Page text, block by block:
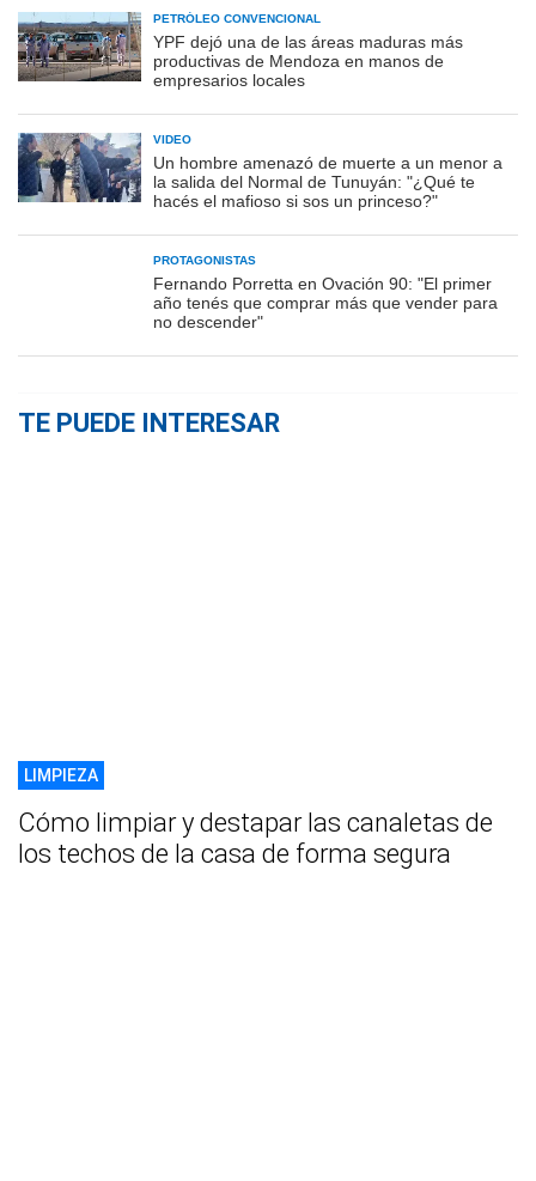
PETRÓLEO CONVENCIONAL
YPF dejó una de las áreas maduras más
productivas de Mendoza en manos de
empresarios locales
VIDEO
Un hombre amenazó de muerte a un menor a
la salida del Normal de Tunuyán: "¿Qué te
hacés el mafioso si sos un princeso?"
PROTAGONISTAS
Fernando Porretta en Ovación 90: "El primer
año tenés que comprar más que vender para
no descender"
TE PUEDE INTERESAR
LIMPIEZA
Cómo limpiar y destapar las canaletas de
los techos de la casa de forma segura